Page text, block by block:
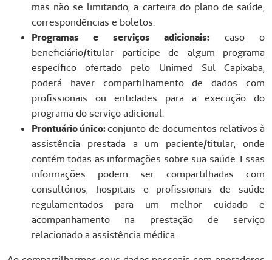
mas não se limitando, a carteira do plano de saúde,
correspondências e boletos.
Programas e serviços adicionais: caso o
beneficiário/titular participe de algum programa
específico ofertado pelo Unimed Sul Capixaba,
poderá haver compartilhamento de dados com
profissionais ou entidades para a execução do
programa do serviço adicional.
Prontuário único:conjunto de documentos relativos à
assistência prestada a um paciente/titular, onde
contém todas as informações sobre sua saúde. Essas
informações podem ser compartilhadas com
consultórios, hospitais e profissionais de saúde
regulamentados para um melhor cuidado e
acompanhamento na prestação de serviço
relacionado a assistência médica.